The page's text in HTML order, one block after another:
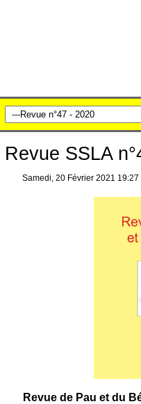
Revue SSLA
Samedi, 20 Février 2021 19:27
Revue de Pau et du